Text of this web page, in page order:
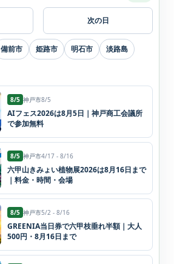
次の日
備前市 姫路市 明石市
淡路島
8/5 神戸市8/5
AIフェス2026は8月5日｜神戸商工会議所
で参加無料
8/5 神戸市4/17 - 8/16
六甲山きみょい植物展2026は8月16日まで
｜料金・時間・会場
8/5 神戸市5/2 - 8/16
GREENIA当日券で六甲枝垂れ半額｜大人
500円・8月16日まで